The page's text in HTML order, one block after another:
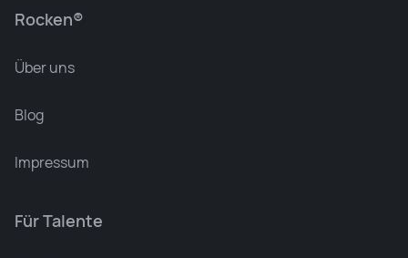
Rocken®
Über uns
Blog
Impressum
Für Talente